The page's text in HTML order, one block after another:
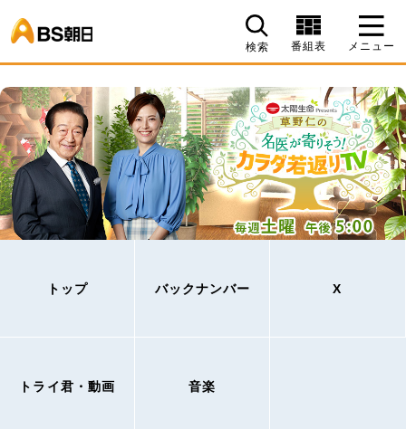
検索 番組表 メニュー
トップ バックナンバー X
トライ君・動画 音楽